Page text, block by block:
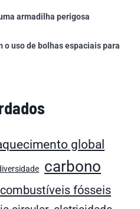
armadilha perigosa
o uso de bolhas espaciais para
global
carbono
combustíveis fósseis